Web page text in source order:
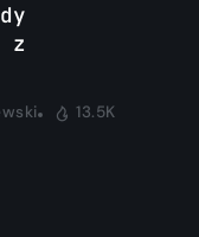
z
13.5K